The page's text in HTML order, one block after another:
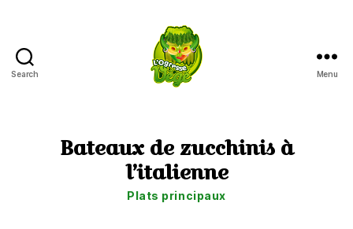
Search Menu
Bateaux de zucchinis à
l’italienne
Catégories
Plats principaux